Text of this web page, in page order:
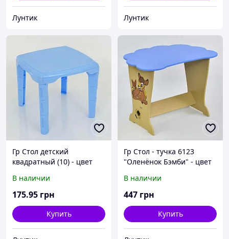
Лунтик Лунтик
Гр Стол детский
квадратный (10) - цвет
В наличии
175.95 грн
Купить
Гр Стол - тучка 6123
"Оленёнок Бэмби" - цвет
В наличии
447 грн
Купить